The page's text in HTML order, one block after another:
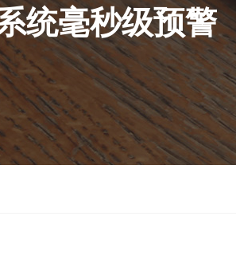
统毫秒级预警